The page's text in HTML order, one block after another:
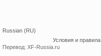
Russian (RU)
Условия и правила
Перевод: XF-Russia.ru